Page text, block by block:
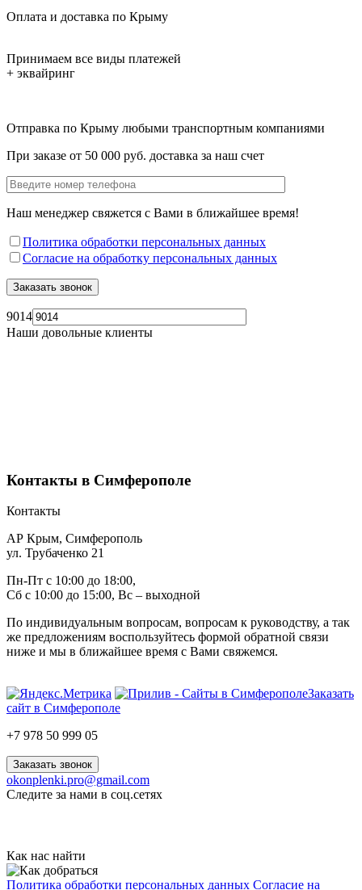
Оплата и доставка по Крыму
Принимаем все виды платежей
+ эквайринг
Отправка по Крыму любыми транспортным компаниями
При заказе от 50 000 руб. доставка за наш счет
Наш менеджер свяжется с Вами в ближайшее время!
Политика обработки персональных данных
Согласие на обработку персональных данных
9014
Наши довольные клиенты
Контакты в Симферополе
Контакты
АР Крым, Симферополь
ул. Трубаченко 21
Пн-Пт с 10:00 до 18:00,
Сб с 10:00 до 15:00, Вс – выходной
По индивидуальным вопросам, вопросам к руководству, а так
же предложениям воспользуйтесь формой обратной связи
ниже и мы в ближайшее время с Вами свяжемся.
Заказать
сайт в Симферополе
+7 978 50 999 05
Заказать звонок
okonplenki.pro@gmail.com
Следите за нами в соц.сетях
Как нас найти
Политика обработки персональных данных Согласие на